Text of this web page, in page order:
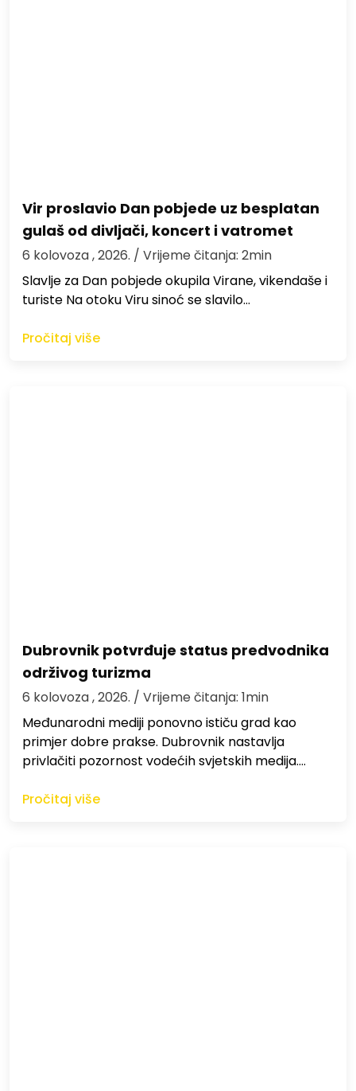
Vir proslavio Dan pobjede uz besplatan
gulaš od divljači, koncert i vatromet
6 kolovoza , 2026. / Vrijeme čitanja: 2min
Slavlje za Dan pobjede okupila Virane, vikendaše i
turiste Na otoku Viru sinoć se slavilo…
Pročitaj više
Dubrovnik potvrđuje status predvodnika
održivog turizma
6 kolovoza , 2026. / Vrijeme čitanja: 1min
Međunarodni mediji ponovno ističu grad kao
primjer dobre prakse. Dubrovnik nastavlja
privlačiti pozornost vodećih svjetskih medija.…
Pročitaj više